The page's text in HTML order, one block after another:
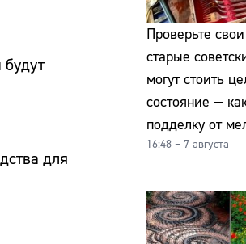
для
Проверьте
старые
могут стоить
состояние —
подделку от
16:48 – 7 августа